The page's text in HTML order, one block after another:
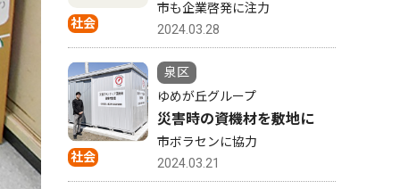
社会
市も企業啓発に注力
2024.03.28
社会
泉区
ゆめが丘グループ
災害時の資機材を敷地に
市ボラセンに協力
2024.03.21